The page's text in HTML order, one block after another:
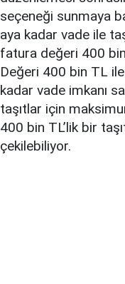
seçeneği sunmaya
aya kadar vade ile
fatura değeri 400
Değeri 400 bin TL
kadar vade imkanı
taşıtlar için
400 bin TL’lik bir
çekilebiliyor.